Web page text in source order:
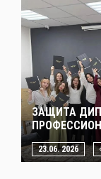
ЗАЩИТА
23.06. 2026